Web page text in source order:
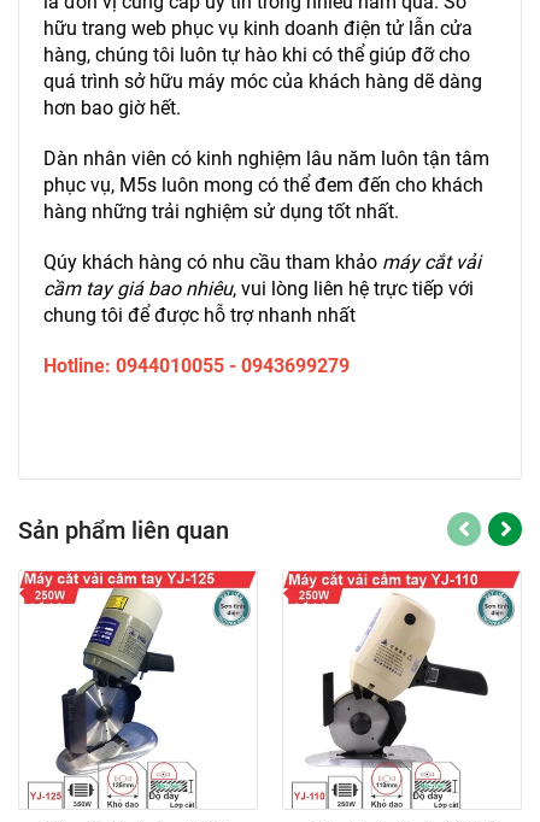
hữu trang web phục vụ kinh doanh điện tử lẫn cửa
hàng, chúng tôi luôn tự hào khi có thể giúp đỡ cho
quá trình sở hữu máy móc của khách hàng dẽ dàng
hơn bao giờ hết.
Dàn nhân viên có kinh nghiệm lâu năm luôn tận tâm
phục vụ, M5s luôn mong có thể đem đến cho khách
hàng những trải nghiệm sử dụng tốt nhất.
Qúy khách hàng có nhu cầu tham khảo máy cắt vải
cầm tay giá bao nhiêu, vui lòng liên hệ trực tiếp với
chung tôi để được hỗ trợ nhanh nhất
Hotline: 0944010055 - 0943699279
Sản phẩm liên quan